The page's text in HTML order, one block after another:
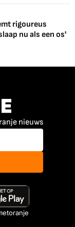
rigoureus
nu als een os'
nieuws